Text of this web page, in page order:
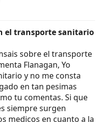
el transporte sanitario
sobre el transporte
Flanagan, Yo
y no me consta
en tan pesimas
tu comentas. Si que
siempre surgen
medicos en cuanto a la